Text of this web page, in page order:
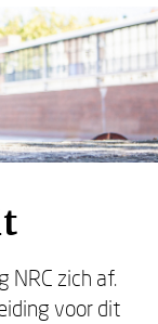
NRC zich af.
voor dit